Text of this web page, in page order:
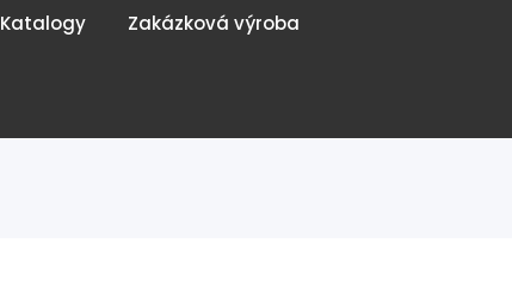
Katalogy Zakázková výroba